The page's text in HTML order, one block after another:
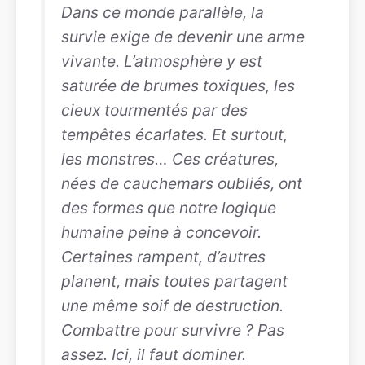
Dans ce monde parallèle, la
survie exige de devenir une arme
vivante. L’atmosphère y est
saturée de brumes toxiques, les
cieux tourmentés par des
tempêtes écarlates. Et surtout,
les monstres… Ces créatures,
nées de cauchemars oubliés, ont
des formes que notre logique
humaine peine à concevoir.
Certaines rampent, d’autres
planent, mais toutes partagent
une même soif de destruction.
Combattre pour survivre ? Pas
assez. Ici, il faut dominer.